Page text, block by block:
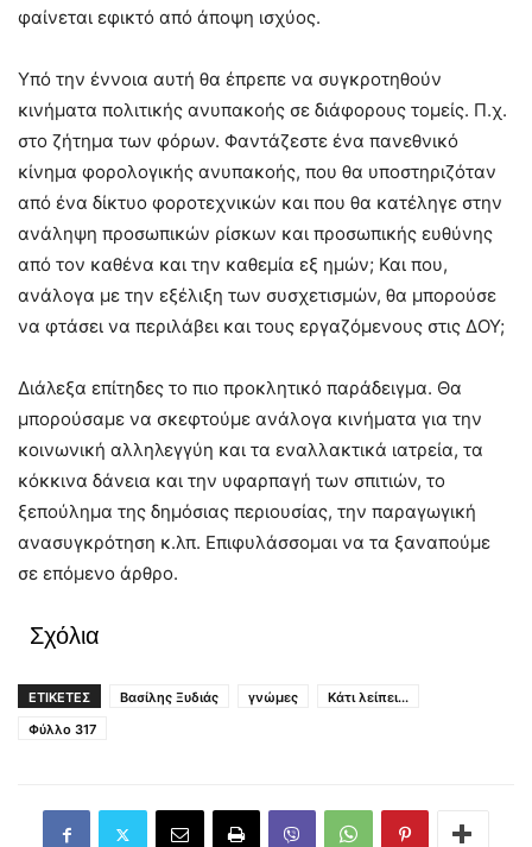
φαίνεται εφικτό από άποψη ισχύος.
Υπό την έννοια αυτή θα έπρεπε να συγκροτηθούν
κινήματα πολιτικής ανυπακοής σε διάφορους τομείς. Π.χ.
στο ζήτημα των φόρων. Φαντάζεστε ένα πανεθνικό
κίνημα φορολογικής ανυπακοής, που θα υποστηριζόταν
από ένα δίκτυο φοροτεχνικών και που θα κατέληγε στην
ανάληψη προσωπικών ρίσκων και προσωπικής ευθύνης
από τον καθένα και την καθεμία εξ ημών; Και που,
ανάλογα με την εξέλιξη των συσχετισμών, θα μπορούσε
να φτάσει να περιλάβει και τους εργαζόμενους στις ΔΟΥ;
Διάλεξα επίτηδες το πιο προκλητικό παράδειγμα. Θα
μπορούσαμε να σκεφτούμε ανάλογα κινήματα για την
κοινωνική αλληλεγγύη και τα εναλλακτικά ιατρεία, τα
κόκκινα δάνεια και την υφαρπαγή των σπιτιών, το
ξεπούλημα της δημόσιας περιουσίας, την παραγωγική
ανασυγκρότηση κ.λπ. Επιφυλάσσομαι να τα ξαναπούμε
σε επόμενο άρθρο.
Σχόλια
ΕΤΙΚΕΤΕΣ Βασίλης Ξυδιάς γνώμες
Κάτι λείπει...
Φύλλο 317